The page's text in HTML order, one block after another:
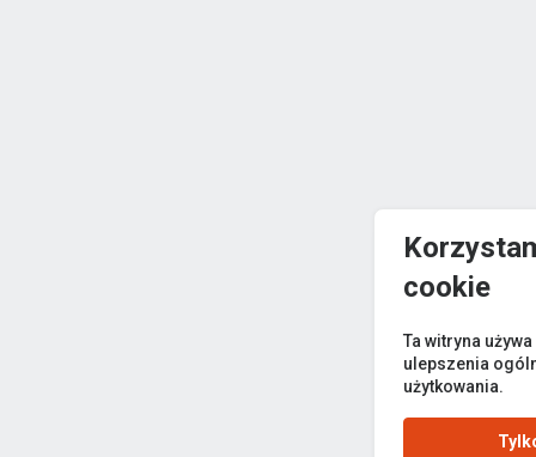
cookie
Ta witryna
ulepszenia
użytkowania.